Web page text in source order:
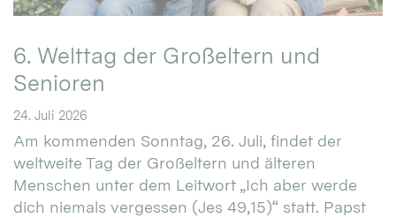
6. Welttag der Großeltern und
Senioren
24. Juli 2026
Am kommenden Sonntag, 26. Juli, findet der
weltweite Tag der Großeltern und älteren
Menschen unter dem Leitwort „Ich aber werde
dich niemals vergessen (Jes 49,15)“ statt. Papst